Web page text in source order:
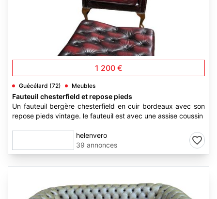
1 200 €
Guécélard (72) Meubles
Fauteuil chesterfield et repose pieds
Un fauteuil bergère chesterfield en cuir bordeaux avec son
repose pieds vintage. le fauteuil est avec une assise coussin
helenvero
39 annonces